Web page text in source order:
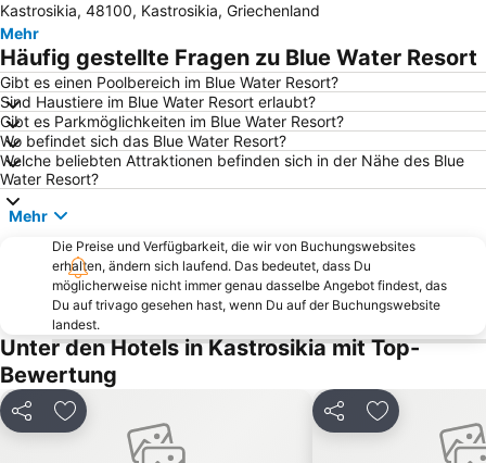
Valtos Beach
Parga Port
Lefkas
Piso Krioneri Beach
Voutoumi
Agia Paraskevi
Nationaler flughafen Aktion
Port of Gaios
Kastrosikia
Marina Leykadas
Lygia
Nydri
Mega Ammos
Alonaki
Beach of Agios Ioannis
Sarakiniko
Katarraktes sto Nidri
Blue Lagoon
Ancient Palairos
Ancient Nikopolis
Lychnos
Traditional Settlement of Ζaloggo
Aktio-Preveza Underwater Tunnel
Kastrosikia, 48100, Kastrosikia, Griechenland
Mehr
Häufig gestellte Fragen zu Blue Water Resort
Gibt es einen Poolbereich im Blue Water Resort?
Sind Haustiere im Blue Water Resort erlaubt?
Gibt es Parkmöglichkeiten im Blue Water Resort?
Wo befindet sich das Blue Water Resort?
Welche beliebten Attraktionen befinden sich in der Nähe des Blue
Water Resort?
Mehr
Die Preise und Verfügbarkeit, die wir von Buchungswebsites
erhalten, ändern sich laufend. Das bedeutet, dass Du
möglicherweise nicht immer genau dasselbe Angebot findest, das
Du auf trivago gesehen hast, wenn Du auf der Buchungswebsite
landest.
Unter den Hotels in Kastrosikia mit Top-
Bewertung
Teilen Zu Favoriten hinzufügen Teilen Zu Favoriten